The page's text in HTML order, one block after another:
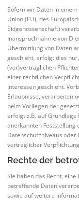
Sofern wir Daten in
Union (EU), des
Eidgenossenschaft)
Inanspruchnahme von
Übermittlung von Daten
geschieht, erfolgt dies
(vor)vertraglichen
einer rechtlichen
Interessen geschieht.
Erlaubnisse, verarbeiten
beim Vorliegen der
erfolgt z.B. auf
anerkannten Feststellung
Datenschutzniveaus
vertraglicher
Rechte der
Sie haben das Recht,
betreffende Daten
sowie auf weitere